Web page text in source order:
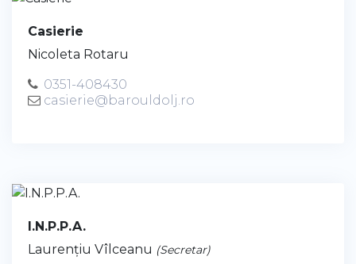
Casierie
Nicoleta Rotaru
0351-408430
casierie@barouldolj.ro
I.N.P.P.A.
Laurenţiu Vîlceanu (Secretar)